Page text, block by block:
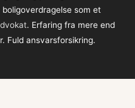
som et
. Erfaring fra mere end
Fuld ansvarsforsikring.